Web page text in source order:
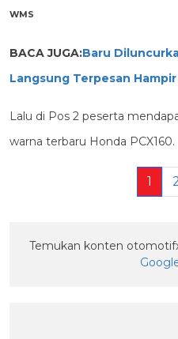
WMS
BACA JUGA:Baru
Langsung Terpesan
Lalu di Pos 2 peserta
warna terbaru Honda PCX160.
1
Temukan konten